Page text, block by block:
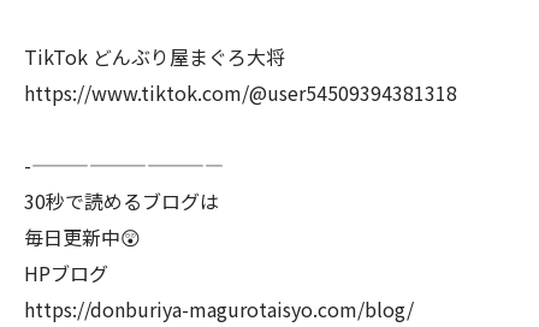
TikTok どんぶり屋まぐろ大将
https://www.tiktok.com/@user54509394381318
-——————————
30秒で読めるブログは
毎日更新中😲
HPブログ
https://donburiya-magurotaisyo.com/blog/